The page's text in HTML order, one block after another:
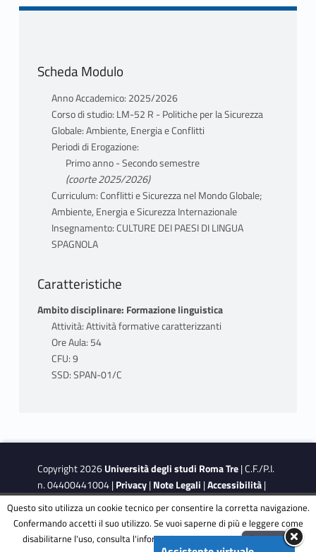
ALLESITA
Scheda Modulo
Anno Accademico: 2025/2026
Corso di studio: LM-52 R - Politiche per la Sicurezza
Globale: Ambiente, Energia e Conflitti
Periodi di Erogazione:
Primo anno - Secondo semestre
(coorte 2025/2026)
Curriculum: Conflitti e Sicurezza nel Mondo Globale;
Ambiente, Energia e Sicurezza Internazionale
Insegnamento: CULTURE DEI PAESI DI LINGUA
SPAGNOLA
Caratteristiche
Ambito disciplinare: Formazione linguistica
Attività: Attività formative caratterizzanti
Ore Aula: 54
CFU: 9
SSD: SPAN-01/C
Copyright 2026Università degli studi Roma Tre| C.F./P.I.
n. 04400441004 |Privacy|Note Legali |Accessibilità|
Obiettivi di accessibilità
| Dichiarazione di accessibilità
This site is protected by reCAPTCHA and the GooglePrivacy
Questo sito utilizza un cookie tecnico per consentire la corretta navigazione.
Confermando accetti il suo utilizzo. Se vuoi saperne di più e leggere come
disabilitarne l'uso, consulta l'informativa estesa.ENG
Accetta